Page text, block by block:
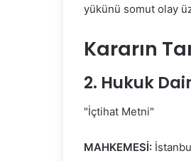
yükünü somut olay
Kararın
2. Hukuk
"İçtihat Metni"
MAHKEMESİ: